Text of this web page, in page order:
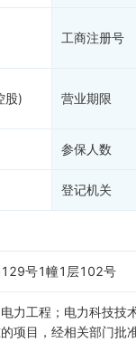
工商注册号
股) 营业期限
参保人数
登记机关
129号1幢1层102号
力工程；电力科技
项目，经相关部门批